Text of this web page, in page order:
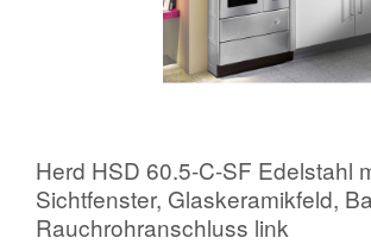
Herd HSD 60.5-C-SF Edelstahl
Sichtfenster, Glaskeramikfeld,
Rauchrohranschluss link